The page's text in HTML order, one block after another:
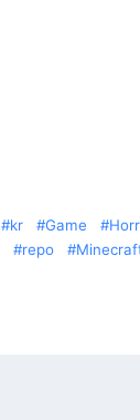
kr Game
repo